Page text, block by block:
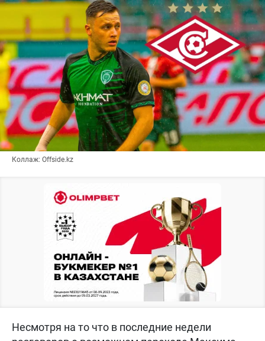
Коллаж: Offside.kz
Несмотря на то что в последние недели